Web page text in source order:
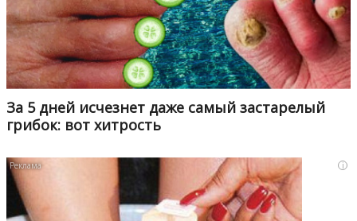
За 5 дней исчезнет даже самый застарелый
грибок: вот хитрость
i